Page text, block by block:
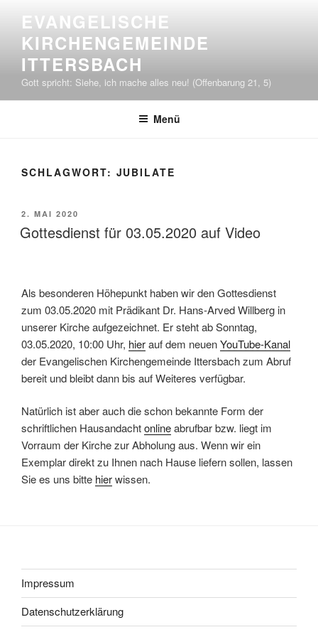
springen
EVANGELISCHE
KIRCHENGEMEINDE
ITTERSBACH
Gott spricht: Siehe, ich mache alles neu! (Offenbarung 21, 5)
Menü
SCHLAGWORT: JUBILATE
VERÖFFENTLICHT
AM
2. MAI 2020
Gottesdienst für 03.05.2020 auf Video
Als besonderen Höhepunkt haben wir den Gottesdienst
zum 03.05.2020 mit Prädikant Dr. Hans-Arved Willberg in
unserer Kirche aufgezeichnet. Er steht ab Sonntag,
03.05.2020, 10:00 Uhr, hierauf dem neuenYouTube-Kanal
der Evangelischen Kirchengemeinde Ittersbach zum Abruf
bereit und bleibt dann bis auf Weiteres verfügbar.
Natürlich ist aber auch die schon bekannte Form der
schriftlichen Hausandachtonlineabrufbar bzw. liegt im
Vorraum der Kirche zur Abholung aus. Wenn wir ein
Exemplar direkt zu Ihnen nach Hause liefern sollen, lassen
Sie es uns bitte hierwissen.
Impressum
Datenschutzerklärung